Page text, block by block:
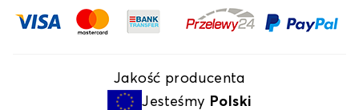
Jakość producenta
Jesteśmy Polski